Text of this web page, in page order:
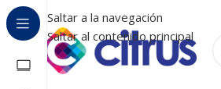
Saltar a la navegación
Saltar al contenido principal